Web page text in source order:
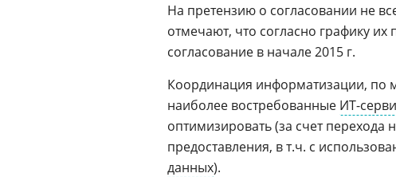
На претензию о согласовании не
отмечают, что согласно графику
согласование в начале 2015 г.
Координация информатизации, по
наиболее востребованные ИТ-
оптимизировать (за счет перехода
предоставления, в т.ч. с
данных).